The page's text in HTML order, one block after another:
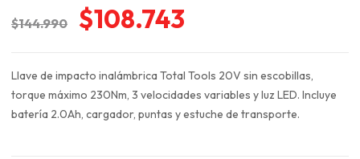
$144.990
El
original
era:
$144.990.
$108.743
actual
es:
$108.743.
Llave de impacto inalámbrica Total Tools 20V sin escobillas,
torque máximo 230Nm, 3 velocidades variables y luz LED. Incluye
batería 2.0Ah, cargador, puntas y estuche de transporte.